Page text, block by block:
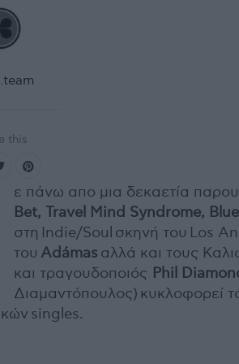
this
ε πάνω απο μια δεκαετία
Bet, Travel Mind Syndrome, Blue
στη Indie/Soul σκηνή του Los
του Αdámas αλλά και τους
και τραγουδοποιός Phil
Διαμαντόπουλος) κυκλοφορεί
singles.